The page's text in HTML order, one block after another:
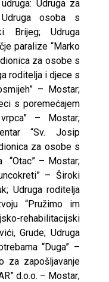
Udruga za
osoba s
Brijeg; Udruga
paralize “Marko
za osobe s
roditelja i djece s
– Mostar;
s poremećajem
– Mostar;
“Sv. Josip
za osobe s
“Otac” – Mostar;
– Široki
Udruga roditelja
“Pružimo im
rehabilitacijski
Grude; Udruga
“Duga” –
za zapošljavanje
d.o.o. – Mostar;